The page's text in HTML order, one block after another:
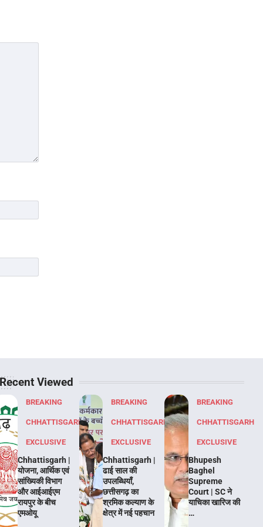
Recent Viewed
BREAKING
CHHATTISGARH
EXCLUSIVE
Chhattisgarh |
योजना, आर्थिक एवं
सांख्यिकी विभाग
और आईआईएम
रायपुर के बीच
एमओयू
BREAKING
CHHATTISGARH
EXCLUSIVE
Chhattisgarh |
ढाई साल की
उपलब्धियाँ,
छत्तीसगढ़ का
श्रमिक कल्याण के
क्षेत्र में नई पहचान
BREAKING
CHHATTISGARH
EXCLUSIVE
Bhupesh
Baghel
Supreme
Court | SC ने
याचिका खारिज की
…